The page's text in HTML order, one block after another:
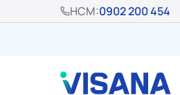
HCM:0902 200 454